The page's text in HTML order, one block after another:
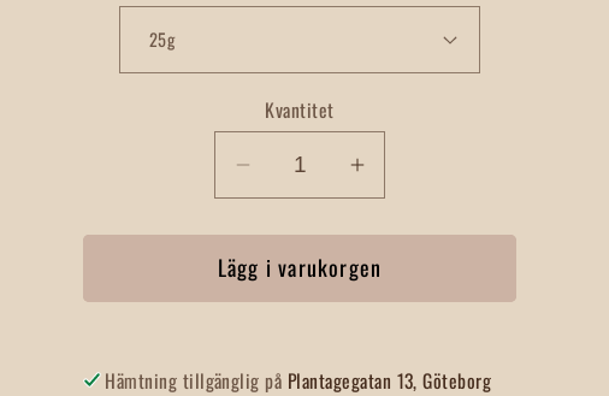
Kvantitet
Minska
för
Stjärnanis
Hel
Öka
för
Stjärnanis
Hel
Lägg i varukorgen
Hämtning tillgänglig på Plantagegatan 13, Göteborg